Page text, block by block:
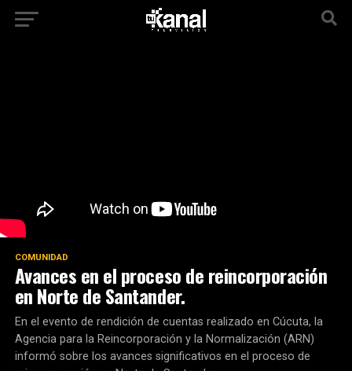
COMUNIDAD
Avances en el proceso de reincorporación
en Norte de Santander.
En el evento de rendición de cuentas realizado en Cúcuta, la
Agencia para la Reincorporación y la Normalización (ARN)
informó sobre los avances significativos en el proceso de